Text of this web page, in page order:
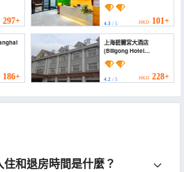
297+ 4.3/ 5 HKD 101+
186+
上海碧麗宮大酒店
(Biligong Hotel
Shanghai)
4.2/ 5 HKD 228+
和退房時間是什麼？